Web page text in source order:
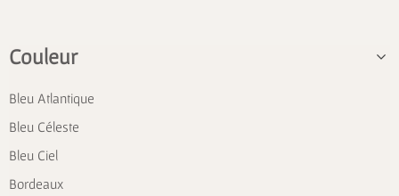
Couleur
Bleu Atlantique
Bleu Céleste
Bleu Ciel
Bordeaux